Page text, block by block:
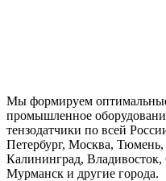
Мы формируем
промышленное
тензодатчики по всей
Петербург, Москва,
Калининград,
Мурманск и другие города.